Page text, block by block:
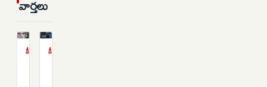
వార్తలు
క్రీడలు క్రీడలు